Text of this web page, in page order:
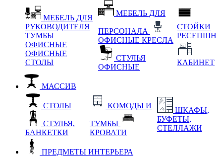
МЕБЕЛЬ ДЛЯ
РУКОВОДИТЕЛЯ
ТУМБЫ
ОФИСНЫЕ
ОФИСНЫЕ
СТОЛЫ
МЕБЕЛЬ ДЛЯ
ПЕРСОНАЛА
ОФИСНЫЕ КРЕСЛА
СТУЛЬЯ
ОФИСНЫЕ
СТОЙКИ
РЕСЕПШН
КАБИНЕТ
МАССИВ
СТОЛЫ
СТУЛЬЯ,
БАНКЕТКИ
КОМОДЫ И
ТУМБЫ
КРОВАТИ
ШКАФЫ,
БУФЕТЫ,
СТЕЛЛАЖИ
ПРЕДМЕТЫ ИНТЕРЬЕРА